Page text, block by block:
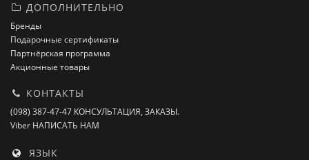
ДОПОЛНИТЕЛЬНО
Бренды
Подарочные сертификаты
Партнёрская программа
Акционные товары
КОНТАКТЫ
(098) 387-47-47 КОНСУЛЬТАЦИЯ, ЗАКАЗЫ.
Viber НАПИСАТЬ НАМ
ЯЗЫК